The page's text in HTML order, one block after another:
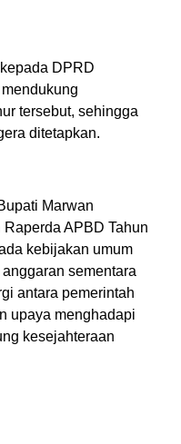
DPRD
tersebut, sehingga
ditetapkan.
Marwan
APBD Tahun
kebijakan umum
sementara
antara pemerintah
upaya menghadapi
kesejahteraan